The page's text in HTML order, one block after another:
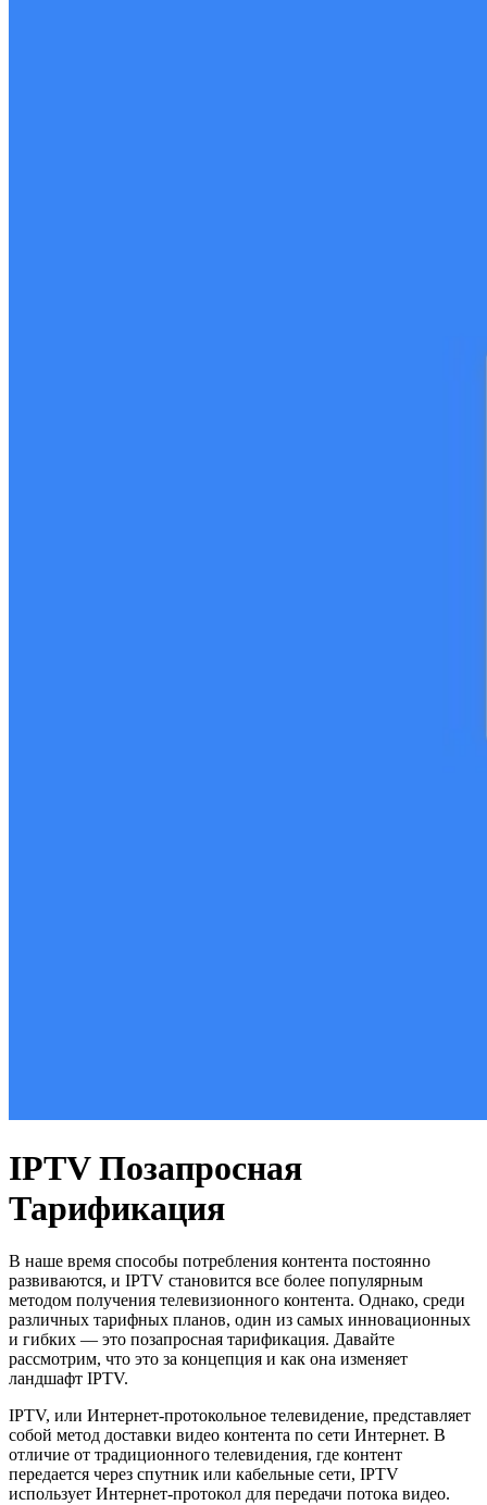
IPTV Позапросная
Тарификация
В наше время способы потребления контента постоянно
развиваются, и IPTV становится все более популярным
методом получения телевизионного контента. Однако, среди
различных тарифных планов, один из самых инновационных
и гибких — это позапросная тарификация. Давайте
рассмотрим, что это за концепция и как она изменяет
ландшафт IPTV.
IPTV, или Интернет-протокольное телевидение, представляет
собой метод доставки видео контента по сети Интернет. В
отличие от традиционного телевидения, где контент
передается через спутник или кабельные сети, IPTV
использует Интернет-протокол для передачи потока видео.